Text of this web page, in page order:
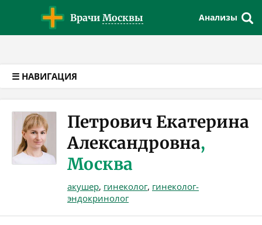
Врачи Москвы Анализы
☰ НАВИГАЦИЯ
Петрович Екатерина
Александровна,
Москва
акушер, гинеколог, гинеколог-
эндокринолог